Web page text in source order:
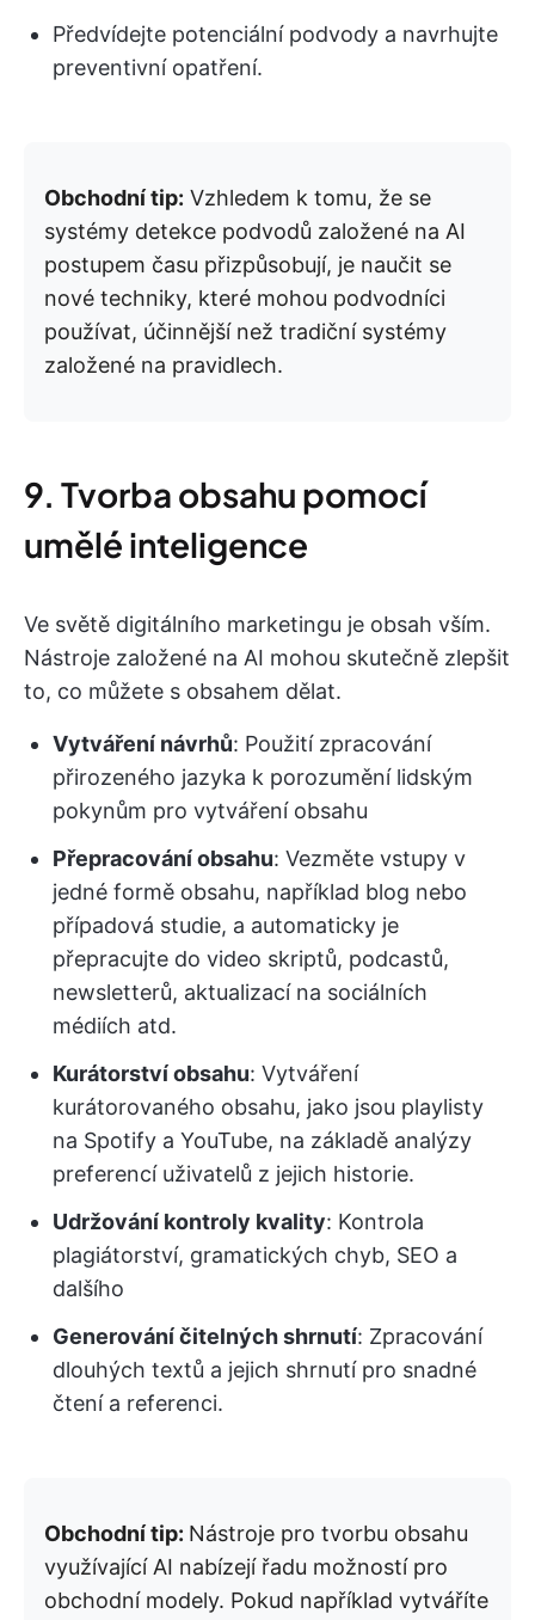
Předvídejte potenciální podvody a navrhujte
preventivní opatření.
Obchodní tip: Vzhledem k tomu, že se
systémy detekce podvodů založené na AI
postupem času přizpůsobují, je naučit se
nové techniky, které mohou podvodníci
používat, účinnější než tradiční systémy
založené na pravidlech.
9. Tvorba obsahu pomocí
umělé inteligence
Ve světě digitálního marketingu je obsah vším.
Nástroje založené na AI mohou skutečně zlepšit
to, co můžete s obsahem dělat.
Vytváření návrhů: Použití zpracování
přirozeného jazyka k porozumění lidským
pokynům pro vytváření obsahu
Přepracování obsahu: Vezměte vstupy v
jedné formě obsahu, například blog nebo
případová studie, a automaticky je
přepracujte do video skriptů, podcastů,
newsletterů, aktualizací na sociálních
médiích atd.
Kurátorství obsahu: Vytváření
kurátorovaného obsahu, jako jsou playlisty
na Spotify a YouTube, na základě analýzy
preferencí uživatelů z jejich historie.
Udržování kontroly kvality: Kontrola
plagiátorství, gramatických chyb, SEO a
dalšího
Generování čitelných shrnutí: Zpracování
dlouhých textů a jejich shrnutí pro snadné
čtení a referenci.
Obchodní tip: Nástroje pro tvorbu obsahu
využívající AI nabízejí řadu možností pro
obchodní modely. Pokud například vytváříte